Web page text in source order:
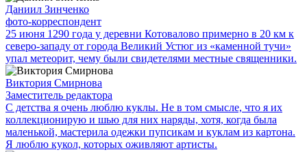
Даниил Зинченко
фото-корреспондент
25 июня 1290 года у деревни Котовалово примерно в 20 км к
северо-западу от города Великий Устюг из «каменной тучи»
упал метеорит, чему были свидетелями местные священники.
Виктория Смирнова
Заместитель редактора
С детства я очень люблю куклы. Не в том смысле, что я их
коллекционирую и шью для них наряды, хотя, когда была
маленькой, мастерила одежки пупсикам и куклам из картона.
Я люблю кукол, которых оживляют артисты.